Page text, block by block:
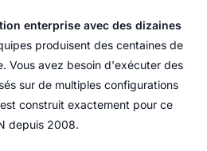
enterprise avec des dizaines
produisent des centaines de
Vous avez besoin d'exécuter des
sur de multiples configurations
construit exactement pour ce
depuis 2008.